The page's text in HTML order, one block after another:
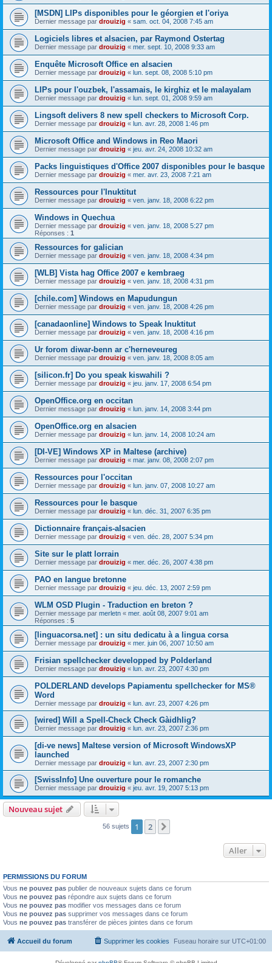
[MSDN] LIPs disponibles pour le géorgien et l'oriya
Dernier message par drouizig « sam. oct. 04, 2008 7:45 am
Logiciels libres et alsacien, par Raymond Ostertag
Dernier message par drouizig « mer. sept. 10, 2008 9:33 am
Enquête Microsoft Office en alsacien
Dernier message par drouizig « lun. sept. 08, 2008 5:10 pm
LIPs pour l'ouzbek, l'assamais, le kirghiz et le malayalam
Dernier message par drouizig « lun. sept. 01, 2008 9:59 am
Lingsoft delivers 8 new spell checkers to Microsoft Corp.
Dernier message par drouizig « lun. avr. 28, 2008 1:46 pm
Microsoft Office and Windows in Reo Maori
Dernier message par drouizig « jeu. avr. 24, 2008 10:32 am
Packs linguistiques d'Office 2007 disponibles pour le basque
Dernier message par drouizig « mer. avr. 23, 2008 7:21 am
Ressources pour l'Inuktitut
Dernier message par drouizig « ven. janv. 18, 2008 6:22 pm
Windows in Quechua
Dernier message par drouizig « ven. janv. 18, 2008 5:27 pm
Réponses : 1
Ressources for galician
Dernier message par drouizig « ven. janv. 18, 2008 4:34 pm
[WLB] Vista hag Office 2007 e kembraeg
Dernier message par drouizig « ven. janv. 18, 2008 4:31 pm
[chile.com] Windows en Mapudungun
Dernier message par drouizig « ven. janv. 18, 2008 4:26 pm
[canadaonline] Windows to Speak Inuktitut
Dernier message par drouizig « ven. janv. 18, 2008 4:16 pm
Ur forom diwar-benn ar c'herneveureg
Dernier message par drouizig « ven. janv. 18, 2008 8:05 am
[silicon.fr] Do you speak kiswahili ?
Dernier message par drouizig « jeu. janv. 17, 2008 6:54 pm
OpenOffice.org en occitan
Dernier message par drouizig « lun. janv. 14, 2008 3:44 pm
OpenOffice.org en alsacien
Dernier message par drouizig « lun. janv. 14, 2008 10:24 am
[DI-VE] Windows XP in Maltese (archive)
Dernier message par drouizig « mar. janv. 08, 2008 2:07 pm
Ressources pour l'occitan
Dernier message par drouizig « lun. janv. 07, 2008 10:27 am
Ressources pour le basque
Dernier message par drouizig « lun. déc. 31, 2007 6:35 pm
Dictionnaire français-alsacien
Dernier message par drouizig « ven. déc. 28, 2007 5:34 pm
Site sur le platt lorrain
Dernier message par drouizig « mer. déc. 26, 2007 4:38 pm
PAO en langue bretonne
Dernier message par drouizig « jeu. déc. 13, 2007 2:59 pm
WLM OSD Plugin - Traduction en breton ?
Dernier message par merletn « mer. août 08, 2007 9:01 am
Réponses : 5
[linguacorsa.net] : un situ dedicatu à a lingua corsa
Dernier message par drouizig « mer. juin 06, 2007 10:50 am
Frisian spellchecker developped by Polderland
Dernier message par drouizig « lun. avr. 23, 2007 4:30 pm
POLDERLAND develops Papiamentu spellchecker for MS®
Word
Dernier message par drouizig « lun. avr. 23, 2007 4:26 pm
[wired] Will a Spell-Check Check Gàidhlig?
Dernier message par drouizig « lun. avr. 23, 2007 2:36 pm
[di-ve news] Maltese version of Microsoft WindowsXP
launched
Dernier message par drouizig « lun. avr. 23, 2007 2:30 pm
[SwissInfo] Une ouverture pour le romanche
Dernier message par drouizig « jeu. avr. 19, 2007 5:13 pm
Nouveau sujet
56 sujets 1 2
Aller
PERMISSIONS DU FORUM
Vous ne pouvez pas publier de nouveaux sujets dans ce forum
Vous ne pouvez pas répondre aux sujets dans ce forum
Vous ne pouvez pas modifier vos messages dans ce forum
Vous ne pouvez pas supprimer vos messages dans ce forum
Vous ne pouvez pas transférer de pièces jointes dans ce forum
Accueil du forum Fuseau horaire sur UTC+01:00
Supprimer les cookies